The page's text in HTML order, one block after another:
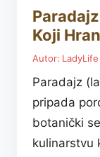
Koji
Autor: LadyLife
Paradajz
pripada
botanički
kulinarstvu